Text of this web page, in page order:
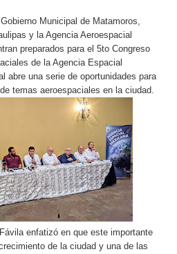
Municipal de Matamoros,
y la Agencia Aeroespacial
preparados para el 5to Congreso
de la Agencia Espacial
abre una serie de oportunidades para
temas aeroespaciales en la ciudad.
enfatizó en que este importante
de la ciudad y una de las